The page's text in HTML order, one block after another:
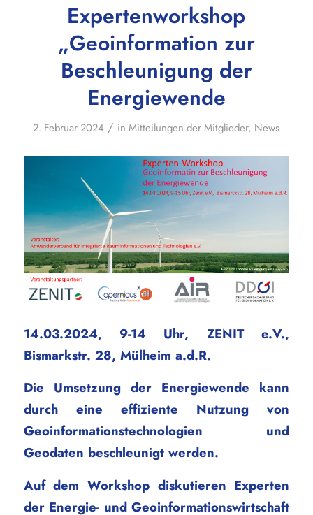
Expertenworkshop
„Geoinformation zur
Beschleunigung der
Energiewende
2. Februar 2024 / inMitteilungen der Mitglieder, News
14.03.2024, 9-14 Uhr, ZENIT e.V.,
Bismarkstr. 28, Mülheim a.d.R.
Die Umsetzung der Energiewende kann
durch eine effiziente Nutzung von
Geoinformationstechnologien und
Geodaten beschleunigt werden.
Auf dem Workshop diskutieren Experten
der Energie- und Geoinformationswirtschaft